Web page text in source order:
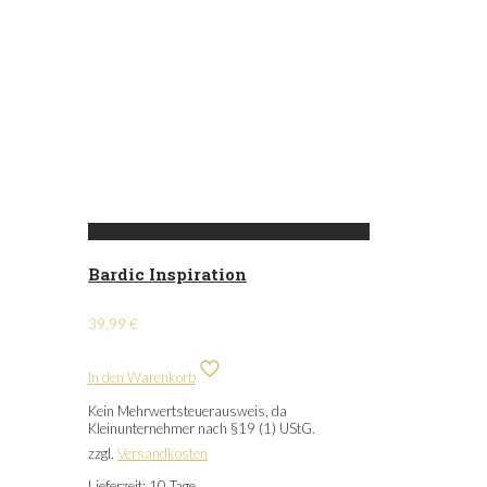
Bardic Inspiration
39,99 €
In den Warenkorb
Kein Mehrwertsteuerausweis, da
Kleinunternehmer nach §19 (1) UStG.
zzgl. Versandkosten